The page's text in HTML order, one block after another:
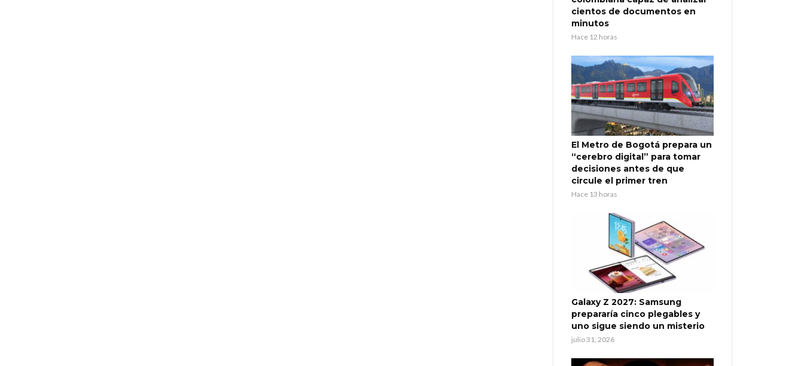
cientos de documentos en
minutos
Hace 12 horas
El Metro de Bogotá prepara un
“cerebro digital” para tomar
decisiones antes de que
circule el primer tren
Hace 13 horas
Galaxy Z 2027: Samsung
prepararía cinco plegables y
uno sigue siendo un misterio
julio 31, 2026